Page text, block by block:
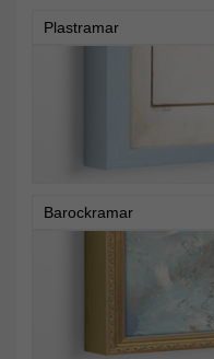
Plastramar
Barockramar